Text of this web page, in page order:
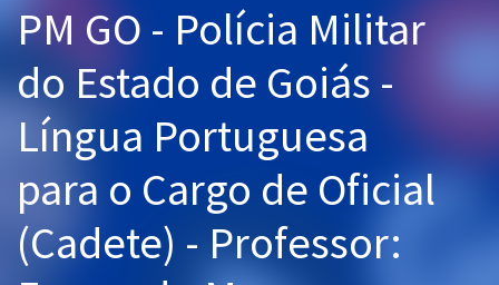
Cursos 20% OFF
Pós
Graduação
OAB
Mentorias
PM GO - Polícia Militar
do Estado de Goiás -
Língua Portuguesa
para o Cargo de Oficial
(Cadete) - Professor: